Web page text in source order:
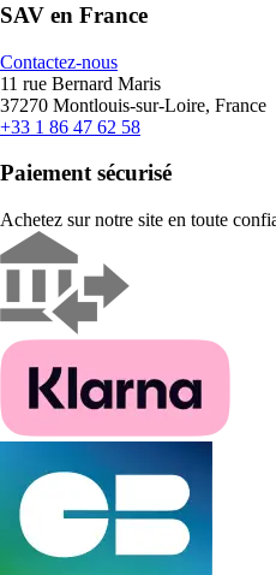
SAV en France
Contactez-nous
11 rue Bernard Maris
37270 Montlouis-sur-Loire, France
+33 1 86 47 62 58
Paiement sécurisé
Achetez sur notre site en toute